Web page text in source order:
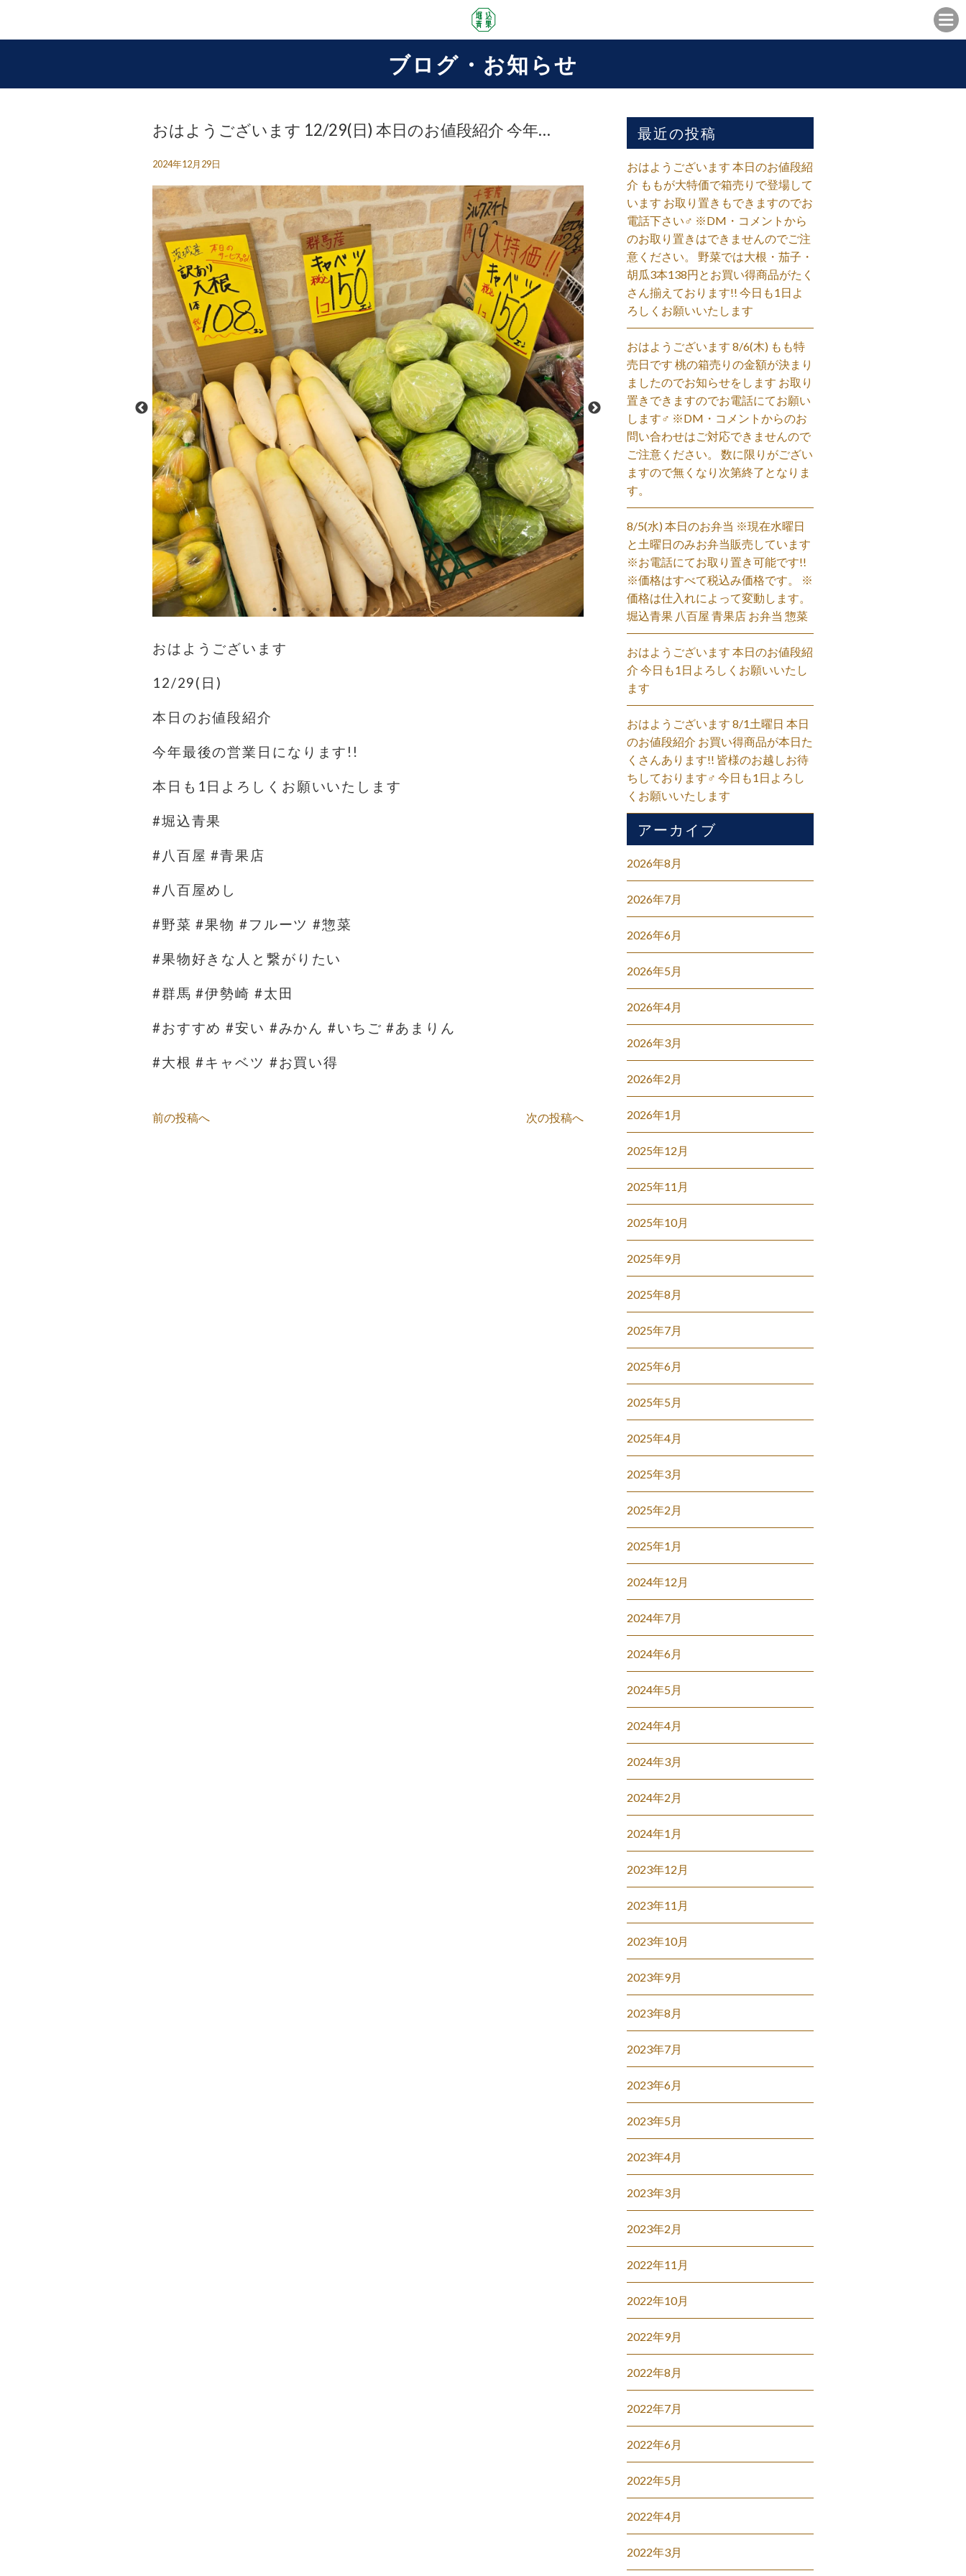
ブログ・お知らせ
おはようございます 12/29(日) 本日のお値段紹介 今年…
2024年12月29日
おはようございます
12/29(日)
本日のお値段紹介
今年最後の営業日になります!!
本日も1日よろしくお願いいたします
#堀込青果
#八百屋 #青果店
#八百屋めし
#野菜 #果物 #フルーツ #惣菜
#果物好きな人と繋がりたい
#群馬 #伊勢崎 #太田
#おすすめ #安い #みかん #いちご #あまりん
#大根 #キャベツ #お買い得
前の投稿へ 次の投稿へ
最近の投稿
おはようございます 本日のお値段紹
介 ももが大特価で箱売りで登場して
います お取り置きもできますのでお
電話下さい‍♂️ ※DM・コメントから
のお取り置きはできませんのでご注
意ください。 野菜では大根・茄子・
胡瓜3本138円とお買い得商品がたく
さん揃えております!! 今日も1日よ
ろしくお願いいたします
おはようございます 8/6(木) もも特
売日です 桃の箱売りの金額が決まり
ましたのでお知らせをします お取り
置きできますのでお電話にてお願い
します‍♂️ ※DM・コメントからのお
問い合わせはご対応できませんので
ご注意ください。 数に限りがござい
ますので無くなり次第終了となりま
す。
8/5(水) 本日のお弁当 ※現在水曜日
と土曜日のみお弁当販売しています
※お電話にてお取り置き可能です!!
※価格はすべて税込み価格です。 ※
価格は仕入れによって変動します。
堀込青果 八百屋 青果店 お弁当 惣菜
おはようございます 本日のお値段紹
介 今日も1日よろしくお願いいたし
ます
おはようございます 8/1土曜日 本日
のお値段紹介 お買い得商品が本日た
くさんあります!! 皆様のお越しお待
ちしております‍♂️ 今日も1日よろし
くお願いいたします
アーカイブ
2026年8月
2026年7月
2026年6月
2026年5月
2026年4月
2026年3月
2026年2月
2026年1月
2025年12月
2025年11月
2025年10月
2025年9月
2025年8月
2025年7月
2025年6月
2025年5月
2025年4月
2025年3月
2025年2月
2025年1月
2024年12月
2024年7月
2024年6月
2024年5月
2024年4月
2024年3月
2024年2月
2024年1月
2023年12月
2023年11月
2023年10月
2023年9月
2023年8月
2023年7月
2023年6月
2023年5月
2023年4月
2023年3月
2023年2月
2022年11月
2022年10月
2022年9月
2022年8月
2022年7月
2022年6月
2022年5月
2022年4月
2022年3月